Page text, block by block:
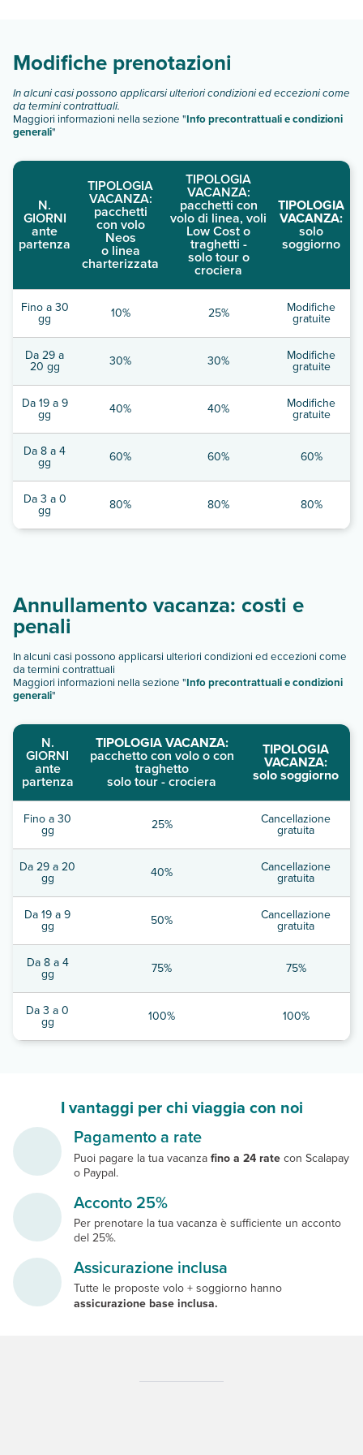
Modifiche prenotazioni
In alcuni casi possono applicarsi ulteriori condizioni ed eccezioni come
da termini contrattuali.
Maggiori informazioni nella sezione "Info precontrattuali e condizioni
generali"
N.
GIORNI
ante
partenza
TIPOLOGIA
VACANZA:
pacchetti
con volo
Neos
o linea
charterizzata
TIPOLOGIA
VACANZA:
pacchetti con
volo di linea, voli
Low Cost o
traghetti -
solo tour o
crociera
TIPOLOGIA
VACANZA:
solo
soggiorno
Fino a 30
gg 10% 25% Modifiche
gratuite
Da 29 a
20 gg 30% 30% Modifiche
gratuite
Da 19 a 9
gg 40% 40% Modifiche
gratuite
Da 8 a 4
gg 60% 60% 60%
Da 3 a 0
gg 80% 80% 80%
Annullamento vacanza: costi e
penali
In alcuni casi possono applicarsi ulteriori condizioni ed eccezioni come
da termini contrattuali
Maggiori informazioni nella sezione "Info precontrattuali e condizioni
generali"
N.
GIORNI
ante
partenza
TIPOLOGIA VACANZA:
pacchetto con volo o con
traghetto
solo tour - crociera
TIPOLOGIA
VACANZA:
solo soggiorno
Fino a 30
gg 25% Cancellazione
gratuita
Da 29 a 20
gg 40% Cancellazione
gratuita
Da 19 a 9
gg 50% Cancellazione
gratuita
Da 8 a 4
gg 75% 75%
Da 3 a 0
gg 100% 100%
I vantaggi per chi viaggia con noi
Pagamento a rate
Puoi pagare la tua vacanza fino a 24 rate con Scalapay
o Paypal.
Acconto 25%
Per prenotare la tua vacanza è sufficiente un acconto
del 25%.
Assicurazione inclusa
Tutte le proposte volo + soggiorno hanno
assicurazione base inclusa.